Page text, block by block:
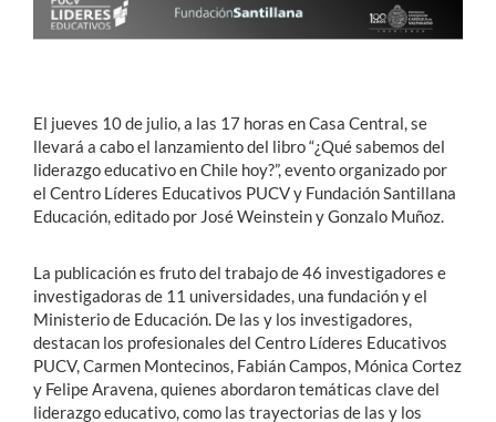
El jueves 10 de julio, a las 17 horas en Casa Central, se
llevará a cabo el lanzamiento del libro “¿Qué sabemos del
liderazgo educativo en Chile hoy?”, evento organizado por
el Centro Líderes Educativos PUCV y Fundación Santillana
Educación, editado por José Weinstein y Gonzalo Muñoz.
La publicación es fruto del trabajo de 46 investigadores e
investigadoras de 11 universidades, una fundación y el
Ministerio de Educación. De las y los investigadores,
destacan los profesionales del Centro Líderes Educativos
PUCV, Carmen Montecinos, Fabián Campos, Mónica Cortez
y Felipe Aravena, quienes abordaron temáticas clave del
liderazgo educativo, como las trayectorias de las y los